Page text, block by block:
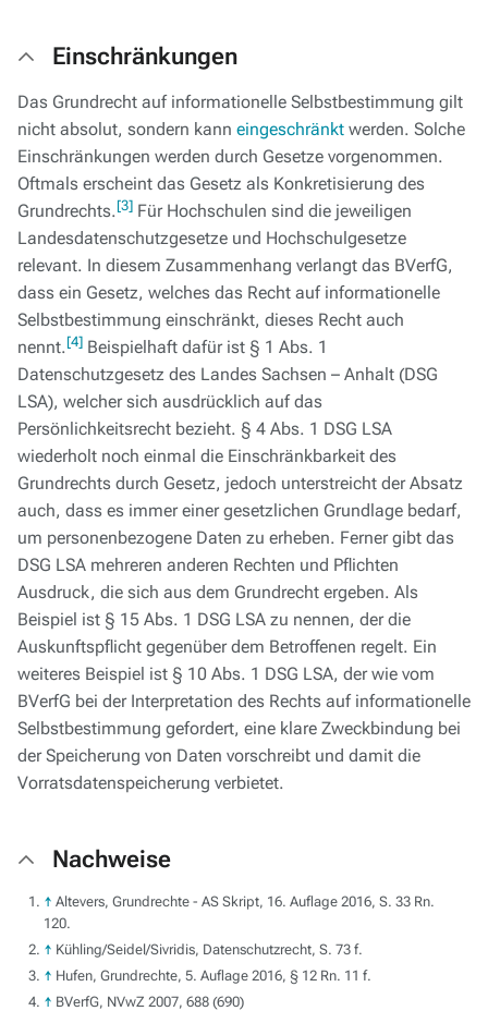
Einschränkungen
Das Grundrecht auf informationelle Selbstbestimmung gilt
nicht absolut, sondern kann eingeschränkt werden. Solche
Einschränkungen werden durch Gesetze vorgenommen.
Oftmals erscheint das Gesetz als Konkretisierung des
Grundrechts.[3] Für Hochschulen sind die jeweiligen
Landesdatenschutzgesetze und Hochschulgesetze
relevant. In diesem Zusammenhang verlangt das BVerfG,
dass ein Gesetz, welches das Recht auf informationelle
Selbstbestimmung einschränkt, dieses Recht auch
nennt.[4] Beispielhaft dafür ist § 1 Abs. 1
Datenschutzgesetz des Landes Sachsen – Anhalt (DSG
LSA), welcher sich ausdrücklich auf das
Persönlichkeitsrecht bezieht. § 4 Abs. 1 DSG LSA
wiederholt noch einmal die Einschränkbarkeit des
Grundrechts durch Gesetz, jedoch unterstreicht der Absatz
auch, dass es immer einer gesetzlichen Grundlage bedarf,
um personenbezogene Daten zu erheben. Ferner gibt das
DSG LSA mehreren anderen Rechten und Pflichten
Ausdruck, die sich aus dem Grundrecht ergeben. Als
Beispiel ist § 15 Abs. 1 DSG LSA zu nennen, der die
Auskunftspflicht gegenüber dem Betroffenen regelt. Ein
weiteres Beispiel ist § 10 Abs. 1 DSG LSA, der wie vom
BVerfG bei der Interpretation des Rechts auf informationelle
Selbstbestimmung gefordert, eine klare Zweckbindung bei
der Speicherung von Daten vorschreibt und damit die
Vorratsdatenspeicherung verbietet.
Nachweise
↑ Altevers, Grundrechte - AS Skript, 16. Auflage 2016, S. 33 Rn.
120.
↑ Kühling/Seidel/Sivridis, Datenschutzrecht, S. 73 f.
↑ Hufen, Grundrechte, 5. Auflage 2016, § 12 Rn. 11 f.
↑ BVerfG, NVwZ 2007, 688 (690)